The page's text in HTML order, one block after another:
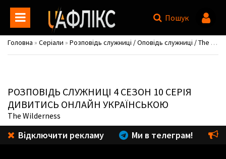
Пошук
Головна » Серіали » Розповідь служниці / Оповідь служниці / The Handmaid's Tale
РОЗПОВІДЬ СЛУЖНИЦІ 4 СЕЗОН 10 СЕРІЯ
ДИВИТИСЬ ОНЛАЙН УКРАЇНСЬКОЮ
The Wilderness
Відключити рекламу Ми в телеграм!